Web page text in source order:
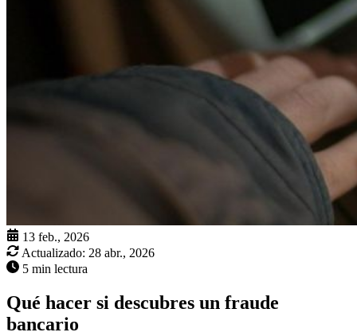
13 feb., 2026
Actualizado: 28 abr., 2026
5 min lectura
Qué hacer si descubres un fraude
bancario